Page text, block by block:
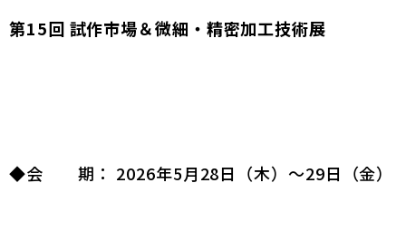
第15回 試作市場＆微細・精密加工技術展
◆会 期： 2026年5月28日（木）～29日（金）